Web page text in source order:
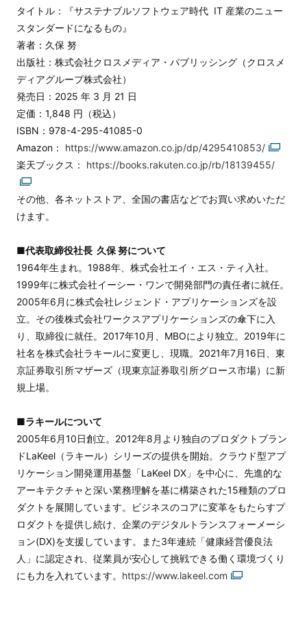
タイトル：『サステナブルソフトウェア時代 IT 産業のニュー
スタンダードになるもの』
著者：久保 努
出版社：株式会社クロスメディア・パブリッシング（クロスメ
ディアグループ株式会社）
発売日：2025 年 3 月 21 日
定価：1,848 円（税込）
ISBN：978-4-295-41085-0
Amazon： https://www.amazon.co.jp/dp/4295410853/
楽天ブックス： https://books.rakuten.co.jp/rb/18139455/
その他、各ネットストア、全国の書店などでお買い求めいただ
けます。
■代表取締役社長 久保 努について
1964年生まれ。1988年、株式会社エイ・エス・ティ入社。
1999年に株式会社イーシー・ワンで開発部門の責任者に就任。
2005年6月に株式会社レジェンド・アプリケーションズを設
立。その後株式会社ワークスアプリケーションズの傘下に入
り、取締役に就任。2017年10月、MBOにより独立。2019年に
社名を株式会社ラキールに変更し、現職。2021年7月16日、東
京証券取引所マザーズ（現東京証券取引所グロース市場）に新
規上場。
■ラキールについて
2005年6月10日創立。2012年8月より独自のプロダクトブラン
ドLaKeel（ラキール）シリーズの提供を開始。クラウド型アプ
リケーション開発運用基盤「LaKeel DX」を中心に、先進的な
アーキテクチャと深い業務理解を基に構築された15種類のプロ
ダクトを展開しています。ビジネスのコアに変革をもたらすプ
ロダクトを提供し続け、企業のデジタルトランスフォーメーシ
ョン(DX)を支援しています。また3年連続「健康経営優良法
人」に認定され、従業員が安心して挑戦できる働く環境づくり
にも力を入れています。 https://www.lakeel.com